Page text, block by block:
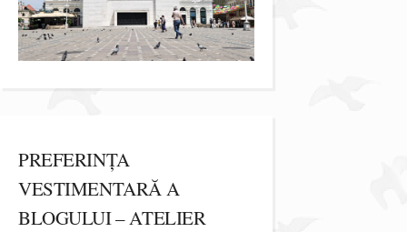
PREFERINȚA
VESTIMENTARĂ A
BLOGULUI – ATELIER